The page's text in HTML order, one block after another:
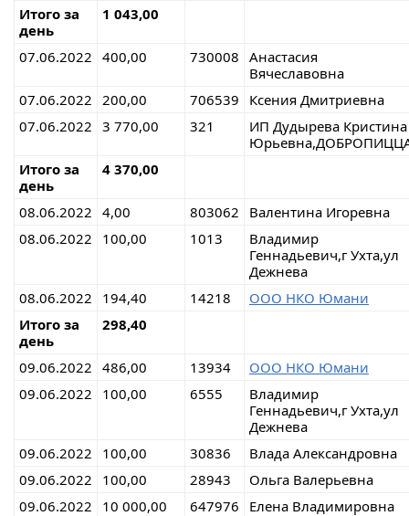
Итого за
день
1 043,00
07.06.2022 400,00 730008 Анастасия
Вячеславовна
07.06.2022
200,00 706539
Ксения Дмитриевна
07.06.2022 3 770,00 321
ИП Дудырева Кристина
Итого за
день
4 370,00
08.06.2022 4,00 803062
Валентина Игоревна
08.06.2022
100,00 1013
Владимир
Геннадьевич,г Ухта,ул
Дежнева
08.06.2022
194,40 14218
ООО НКО Юмани
Итого за
день
298,40
09.06.2022 486,00 13934
ООО НКО Юмани
09.06.2022
100,00 6555
Владимир
Геннадьевич,г Ухта,ул
Дежнева
09.06.2022
100,00 30836
Влада Александровна
09.06.2022
100,00 28943
Ольга Валерьевна
09.06.2022
10 000,00 647976
Елена Владимировна